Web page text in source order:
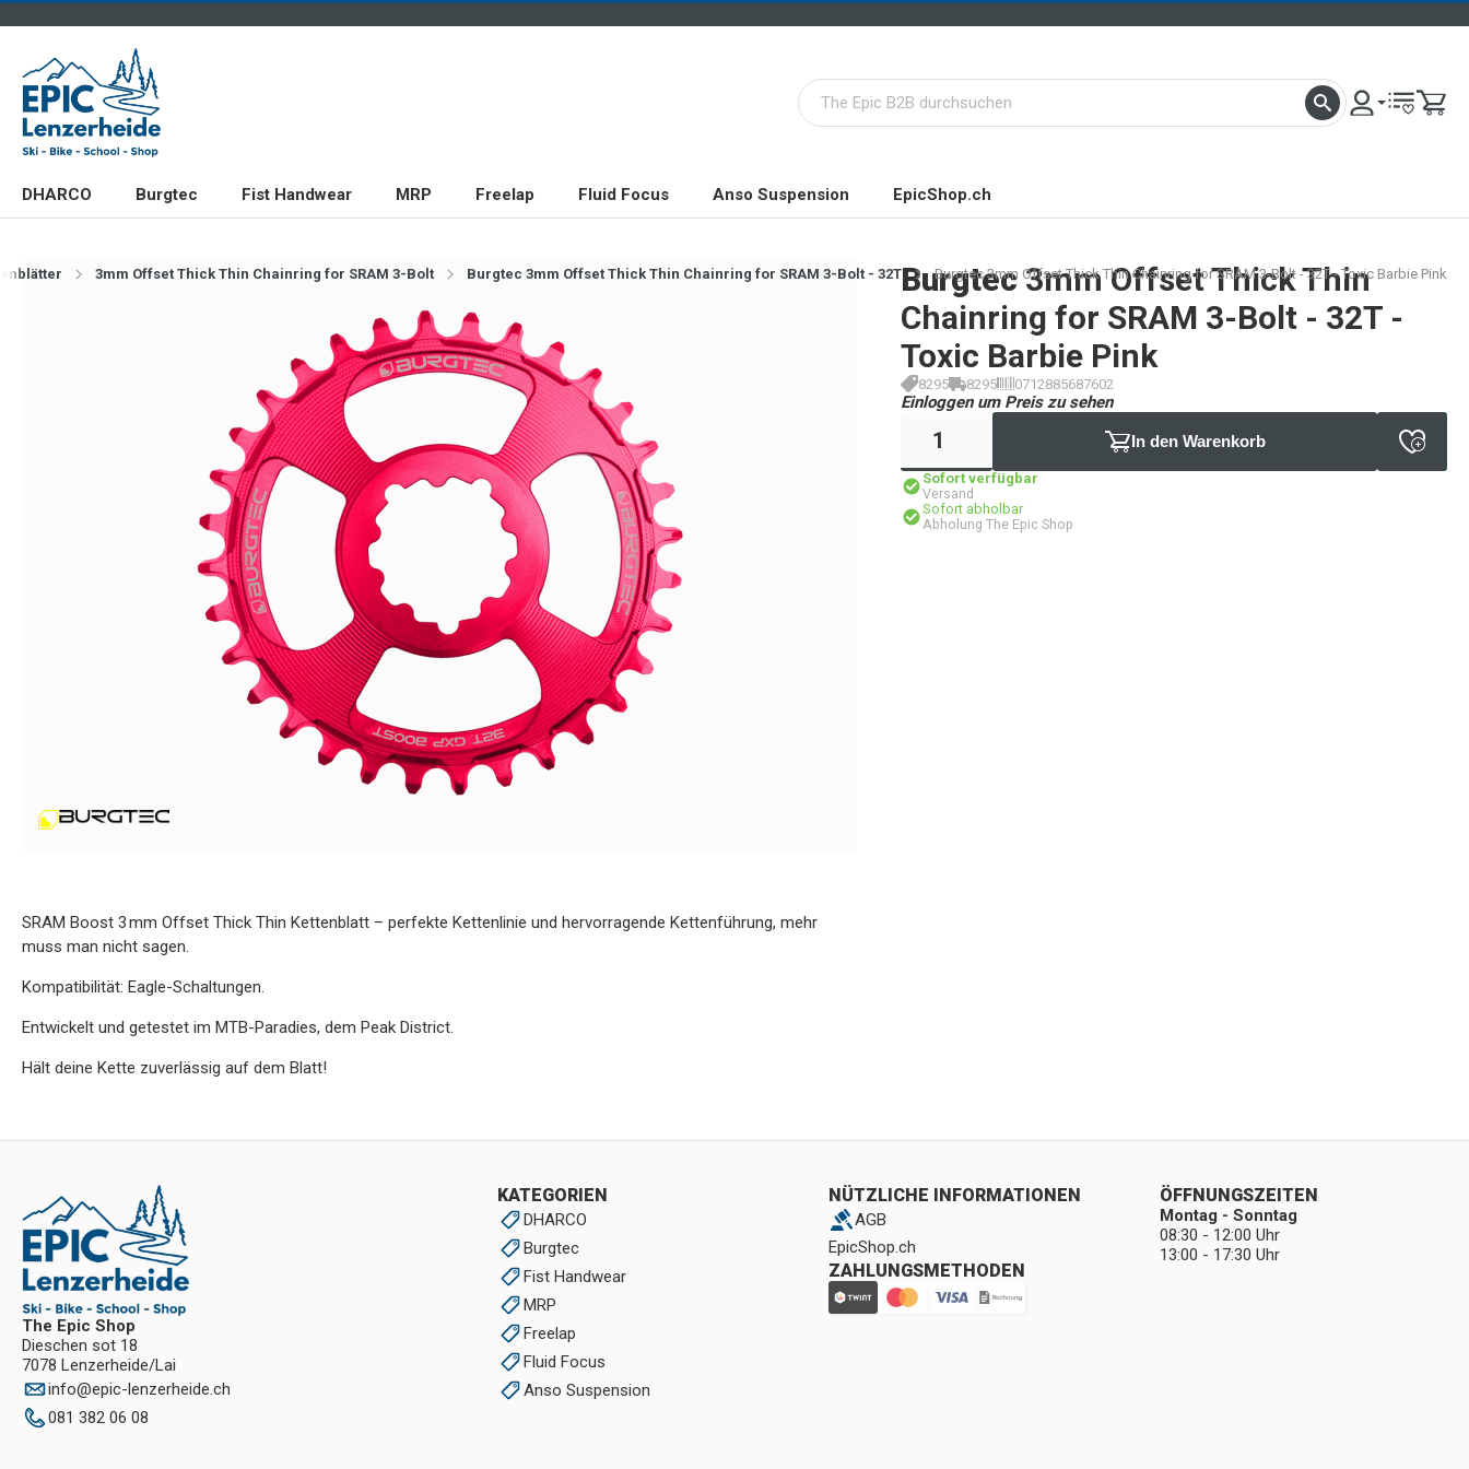
DHARCO Burgtec Fist Handwear MRP Freelap Fluid Focus Anso Suspension EpicShop.ch
3mm Offset Thick Thin Chainring for SRAM 3-Bolt Burgtec 3mm Offset Thick Thin Chainring for SRAM 3-Bolt - 32T Burgtec 3mm Offset Thick Thin Chainring for SRAM 3-Bolt - 32T - Toxic Barbie Pink
Burgtec 3mm Offset Thick Thin
Chainring for SRAM 3-Bolt - 32T -
Toxic Barbie Pink
8295 8295 0712885687602
Einloggen um Preis zu sehen
In den Warenkorb
Sofort verfügbar
Versand
Sofort abholbar
Abholung The Epic Shop
SRAM Boost 3 mm Offset Thick Thin Kettenblatt – perfekte Kettenlinie und hervorragende Kettenführung, mehr
muss man nicht sagen.
Kompatibilität: Eagle-Schaltungen.
Entwickelt und getestet im MTB-Paradies, dem Peak District.
Hält deine Kette zuverlässig auf dem Blatt!
The Epic Shop
Dieschen sot 18
7078 Lenzerheide/Lai
info@epic-lenzerheide.ch
081 382 06 08
KATEGORIEN
DHARCO
Burgtec
Fist Handwear
MRP
Freelap
Fluid Focus
Anso Suspension
NÜTZLICHE INFORMATIONEN
AGB
EpicShop.ch
ZAHLUNGSMETHODEN
ÖFFNUNGSZEITEN
Montag - Sonntag
08:30 - 12:00 Uhr
13:00 - 17:30 Uhr